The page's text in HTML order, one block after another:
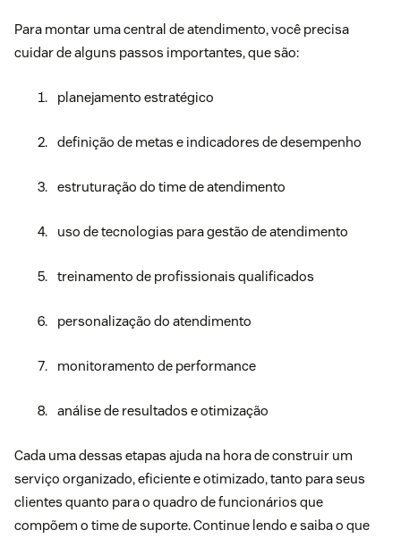
Para montar uma central de atendimento, você precisa
cuidar de alguns passos importantes, que são:
planejamento estratégico
definição de metas e indicadores de desempenho
estruturação do time de atendimento
uso de tecnologias para gestão de atendimento
treinamento de profissionais qualificados
personalização do atendimento
monitoramento de performance
análise de resultados e otimização
Cada uma dessas etapas ajuda na hora de construir um
serviço organizado, eficiente e otimizado, tanto para seus
clientes quanto para o quadro de funcionários que
compõem o time de suporte. Continue lendo e saiba o que